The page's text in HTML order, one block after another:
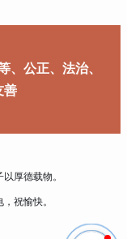
、公正、法治、
善
厚德载物。
祝愉快。